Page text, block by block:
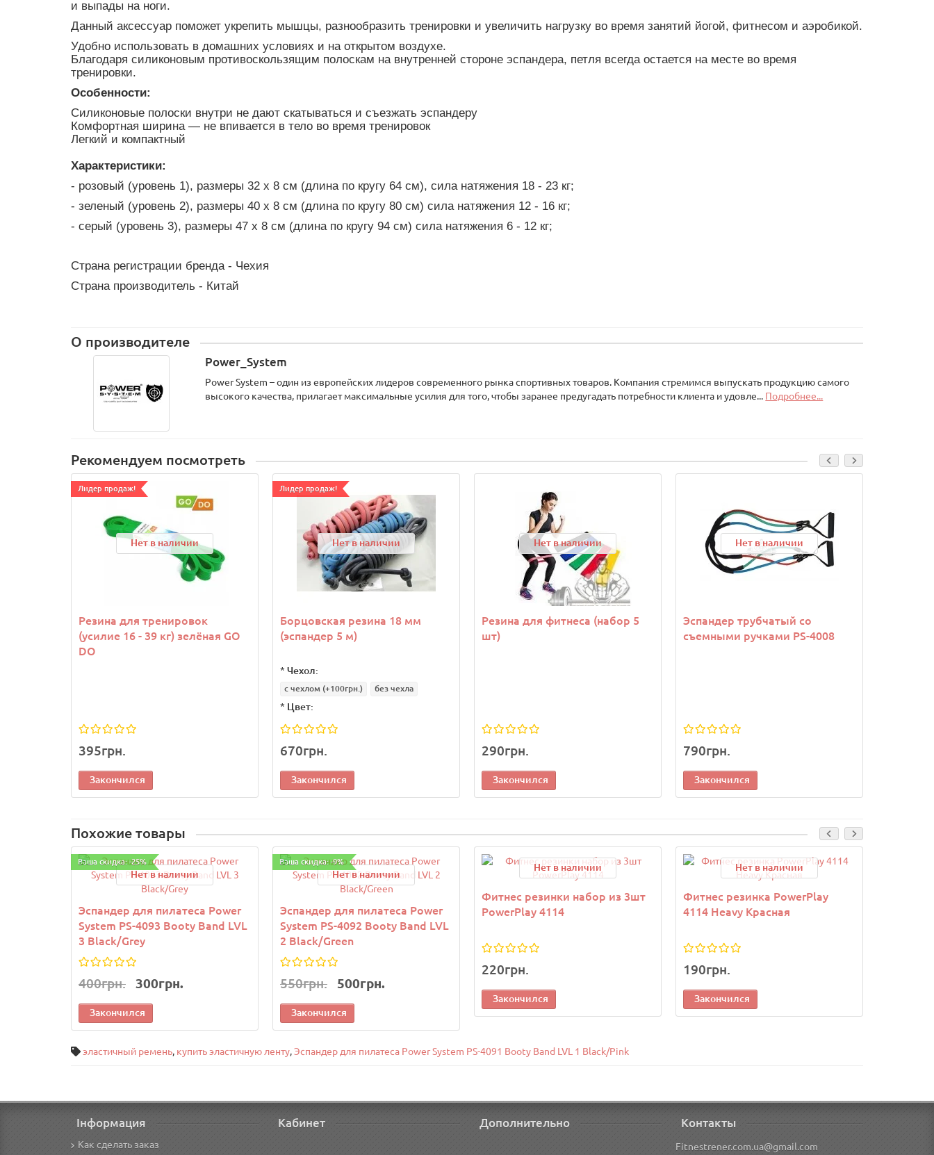
и выпады на ноги.
Данный аксессуар поможет укрепить мышцы, разнообразить тренировки и увеличить нагрузку во время занятий йогой, фитнесом и аэробикой.
Удобно использовать в домашних условиях и на открытом воздухе.
Благодаря силиконовым противоскользящим полоскам на внутренней стороне эспандера, петля всегда остается на месте во время
тренировки.
Особенности:
Силиконовые полоски внутри не дают скатываться и съезжать эспандеру
Комфортная ширина — не впивается в тело во время тренировок
Легкий и компактный
Характеристики:
- розовый (уровень 1), размеры 32 х 8 см (длина по кругу 64 см), сила натяжения 18 - 23 кг;
- зеленый (уровень 2), размеры 40 х 8 см (длина по кругу 80 см) сила натяжения 12 - 16 кг;
- серый (уровень 3), размеры 47 х 8 см (длина по кругу 94 см) сила натяжения 6 - 12 кг;
Страна регистрации бренда - Чехия
Страна производитель - Китай
О производителе
Power_System
Power System – один из европейских лидеров современного рынка спортивных товаров. Компания стремимся выпускать продукцию самого
высокого качества, прилагает максимальные усилия для того, чтобы заранее предугадать потребности клиента и удовле... Подробнее...
Рекомендуем посмотреть
Лидер продаж!
Нет в наличии
Резина для тренировок
(усилие 16 - 39 кг) зелёная GO
DO
395грн.
Закончился
Лидер продаж!
Нет в наличии
Борцовская резина 18 мм
(эспандер 5 м)
* Чехол:
с чехлом (+100грн.) без чехла
* Цвет:
670грн.
Закончился
Нет в наличии
Резина для фитнеса (набор 5
шт)
290грн.
Закончился
Нет в наличии
Эспандер трубчатый со
съемными ручками PS-4008
790грн.
Закончился
Похожие товары
Ваша скидка: -25%
Нет в наличии
Эспандер для пилатеса Power
System PS-4093 Booty Band LVL
3 Black/Grey
400грн. 300грн.
Закончился
Ваша скидка: -9%
Нет в наличии
Эспандер для пилатеса Power
System PS-4092 Booty Band LVL
2 Black/Green
550грн. 500грн.
Закончился
Нет в наличии
Фитнес резинки набор из 3шт
PowerPlay 4114
220грн.
Закончился
Нет в наличии
Фитнес резинка PowerPlay
4114 Heavy Красная
190грн.
Закончился
эластичный ремень, купить эластичную ленту,Эспандер для пилатеса Power System PS-4091 Booty Band LVL 1 Black/Pink
Інформация
Как сделать заказ
Кабинет Дополнительно Контакты
Fitnestrener.com.ua@gmail.com